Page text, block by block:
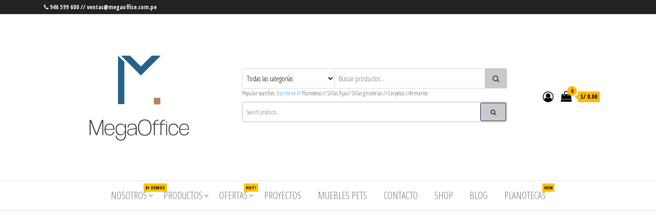
946 599 600 // ventas@megaoffice.com.pe
MegaOffice
Popular searches: Escritorios// Planotecas // Sillas fijas// Sillas giratorias // Carpetas //Armarios 0
S/ 0.00
NOSOTROS
8+ DEMOS
PRODUCTOS OFERTAS
HOT!
PROYECTOS MUEBLES PETS CONTACTO SHOP BLOG PLANOTECAS
NEW